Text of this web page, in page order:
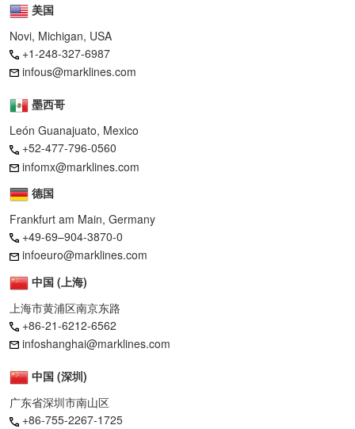
美国
Novi, Michigan, USA
+1-248-327-6987
infous@marklines.com
墨西哥
León Guanajuato, Mexico
+52-477-796-0560
infomx@marklines.com
德国
Frankfurt am Main, Germany
+49-69–904-3870-0
infoeuro@marklines.com
中国 (上海)
上海市黄浦区南京东路
+86-21-6212-6562
infoshanghai@marklines.com
中国 (深圳)
广东省深圳市南山区
+86-755-2267-1725